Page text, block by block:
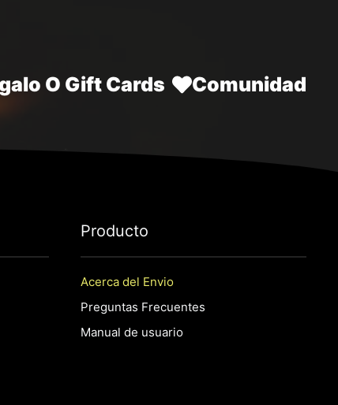
O Gift Cards Comunidad
Producto
Acerca del Envio
Preguntas Frecuentes
Manual de usuario